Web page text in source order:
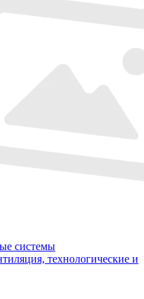
системы
технологические и